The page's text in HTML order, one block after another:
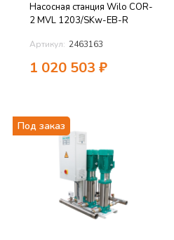
Насосная станция Wilo COR-
2 MVL 1203/SKw-EB-R
Артикул: 2463163
1 020 503 ₽
Под заказ